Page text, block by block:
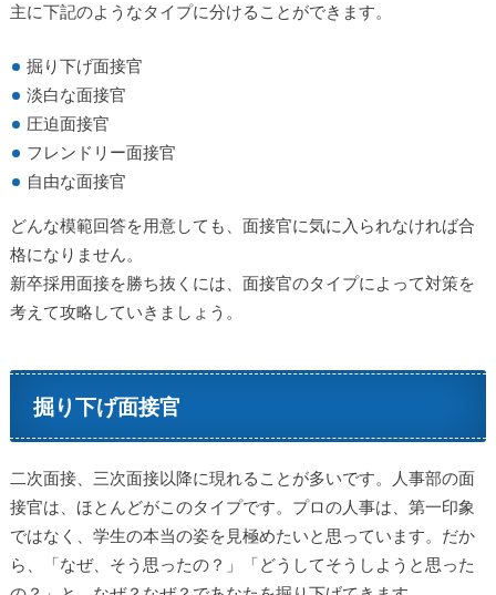
主に下記のようなタイプに分けることができます。
掘り下げ面接官
淡白な面接官
圧迫面接官
フレンドリー面接官
自由な面接官
どんな模範回答を用意しても、面接官に気に入られなければ合
格になりません。
新卒採用面接を勝ち抜くには、面接官のタイプによって対策を
考えて攻略していきましょう。
掘り下げ面接官
二次面接、三次面接以降に現れることが多いです。人事部の面
接官は、ほとんどがこのタイプです。プロの人事は、第一印象
ではなく、学生の本当の姿を見極めたいと思っています。だか
ら、「なぜ、そう思ったの？」「どうしてそうしようと思った